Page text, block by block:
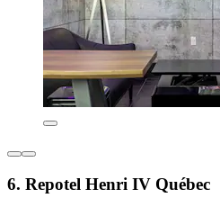
6. Repotel Henri IV Québec